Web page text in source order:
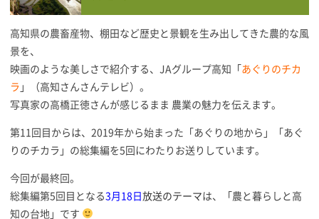
高知県の農畜産物、棚田など歴史と景観を生み出してきた農的な風
景を、
映画のような美しさで紹介する、JAグループ高知「 あぐりのチカ
ラ 」（高知さんさんテレビ）。
写真家の高橋正徳さんが感じるまま 農業の魅力を伝えます。
第11回目からは、2019年から始まった「あぐりの地から」「あぐ
りのチカラ」の総集編を5回にわたりお送りしています。
今回が最終回。
総集編第5回目となる 3月18 日 放送のテーマは、「農と暮らしと高
知の台地」です